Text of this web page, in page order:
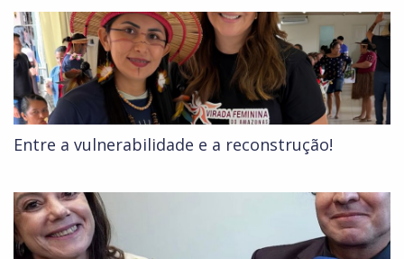
Entre a vulnerabilidade e a reconstrução!